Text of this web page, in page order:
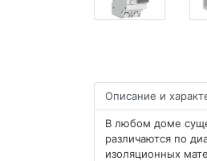
Описание и
В любом доме
различаются по
изоляционных